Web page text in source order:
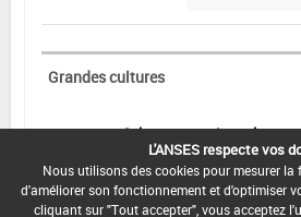
Grandes cultures
Cultures : grandes cultures :
Dose maximale
par apport
1 398 L/ha
L'ANSES respecte vos
Nous utilisons des cookies pour mesurer
d'améliorer son fonctionnement et d'optimiser
cliquant sur "Tout accepter", vous acceptez